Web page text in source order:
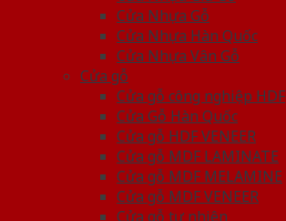
Cửa Nhựa Gỗ
Cửa Nhựa Hàn Quốc
Cửa Nhựa Vân Gỗ
Cửa gỗ
Cửa gỗ công nghiệp HDF
Cửa Gỗ Hàn Quốc
Cửa gỗ HDF VENEER
Cửa gỗ MDF LAMINATE
Cửa gỗ MDF MELAMINE
Cửa gỗ MDF VENEER
Cửa gỗ tự nhiên